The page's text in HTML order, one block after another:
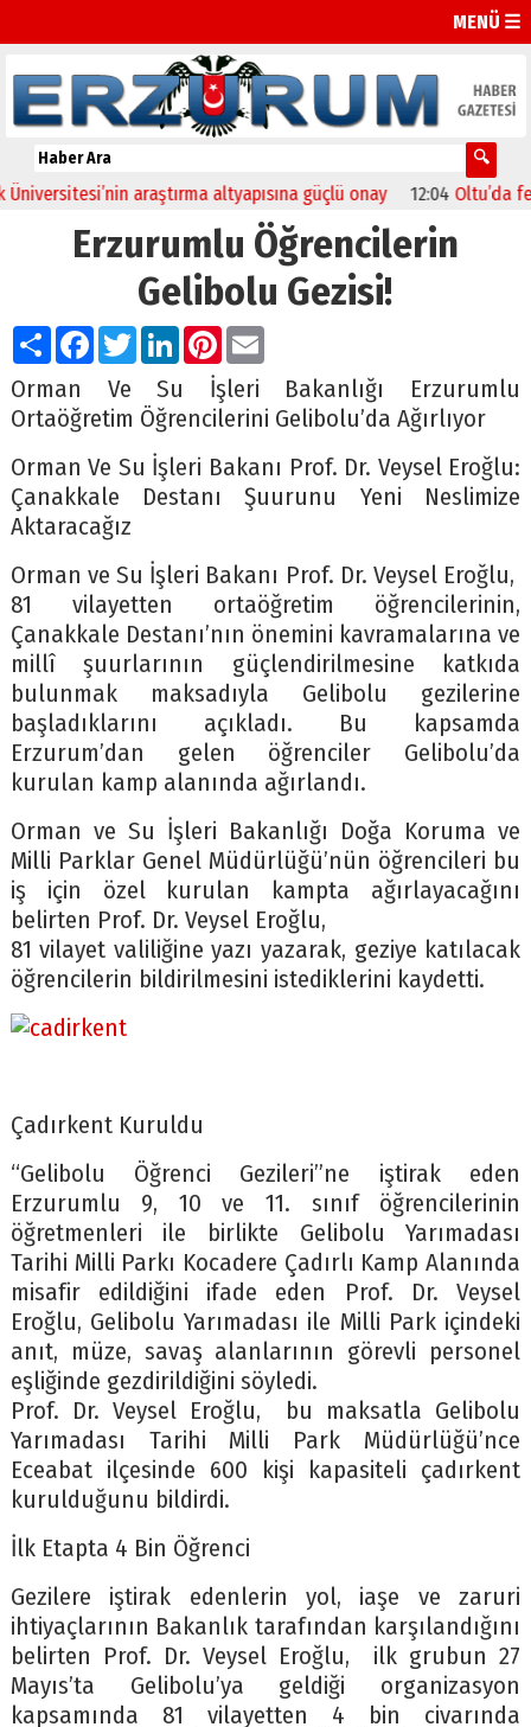
MENÜ ☰
araştırma altyapısına güçlü onay 12:04 Oltu’da
Erzurumlu Öğrencilerin
Gelibolu Gezisi!
PaylaşFacebook
TwitterLinkedIn
Pinterest
Email
Orman Ve Su İşleri Bakanlığı Erzurumlu
Ortaöğretim Öğrencilerini Gelibolu’da Ağırlıyor
Orman Ve Su İşleri Bakanı Prof. Dr. Veysel Eroğlu:
Çanakkale Destanı Şuurunu Yeni Neslimize
Aktaracağız
Orman ve Su İşleri Bakanı Prof. Dr. Veysel Eroğlu,
81 vilayetten ortaöğretim öğrencilerinin,
Çanakkale Destanı’nın önemini kavramalarına ve
millî şuurlarının güçlendirilmesine katkıda
bulunmak maksadıyla Gelibolu gezilerine
başladıklarını açıkladı. Bu kapsamda
Erzurum’dan gelen öğrenciler Gelibolu’da
kurulan kamp alanında ağırlandı.
Orman ve Su İşleri Bakanlığı Doğa Koruma ve
Milli Parklar Genel Müdürlüğü’nün öğrencileri bu
iş için özel kurulan kampta ağırlayacağını
belirten Prof. Dr. Veysel Eroğlu,
81 vilayet valiliğine yazı yazarak, geziye katılacak
öğrencilerin bildirilmesini istediklerini kaydetti.
Çadırkent Kuruldu
“Gelibolu Öğrenci Gezileri”ne iştirak eden
Erzurumlu 9, 10 ve 11. sınıf öğrencilerinin
öğretmenleri ile birlikte Gelibolu Yarımadası
Tarihi Milli Parkı Kocadere Çadırlı Kamp Alanında
misafir edildiğini ifade eden Prof. Dr. Veysel
Eroğlu, Gelibolu Yarımadası ile Milli Park içindeki
anıt, müze, savaş alanlarının görevli personel
eşliğinde gezdirildiğini söyledi.
Prof. Dr. Veysel Eroğlu, bu maksatla Gelibolu
Yarımadası Tarihi Milli Park Müdürlüğü’nce
Eceabat ilçesinde 600 kişi kapasiteli çadırkent
kurulduğunu bildirdi.
İlk Etapta 4 Bin Öğrenci
Gezilere iştirak edenlerin yol, iaşe ve zaruri
ihtiyaçlarının Bakanlık tarafından karşılandığını
belirten Prof. Dr. Veysel Eroğlu, ilk grubun 27
Mayıs’ta Gelibolu’ya geldiği organizasyon
kapsamında 81 vilayetten 4 bin civarında